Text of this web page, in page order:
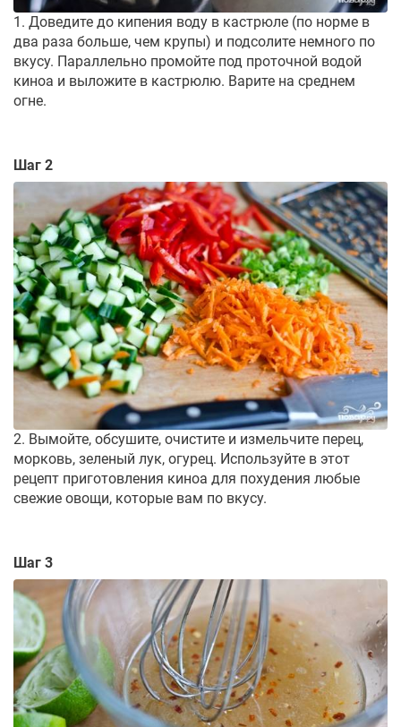
1. Доведите до кипения воду в кастрюле (по норме в
два раза больше, чем крупы) и подсолите немного по
вкусу. Параллельно промойте под проточной водой
киноа и выложите в кастрюлю. Варите на среднем
огне.
Шаг 2
2. Вымойте, обсушите, очистите и измельчите перец,
морковь, зеленый лук, огурец. Используйте в этот
рецепт приготовления киноа для похудения любые
свежие овощи, которые вам по вкусу.
Шаг 3